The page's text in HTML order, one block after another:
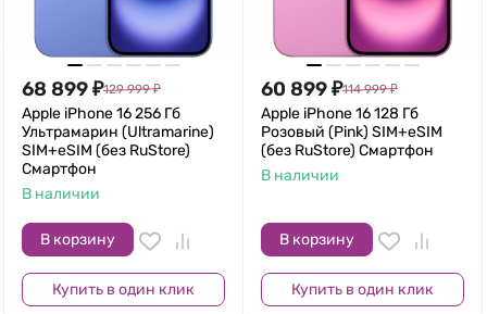
68 899₽129 999 ₽
Apple iPhone 16 256 Гб
Ультрамарин (Ultramarine)
SIM+eSIM (без RuStore)
Смартфон
В наличии
В корзину
Купить в один клик
60 899₽114 999 ₽
Apple iPhone 16 128 Гб
Розовый (Pink) SIM+eSIM
(без RuStore) Смартфон
В наличии
В корзину
Купить в один клик